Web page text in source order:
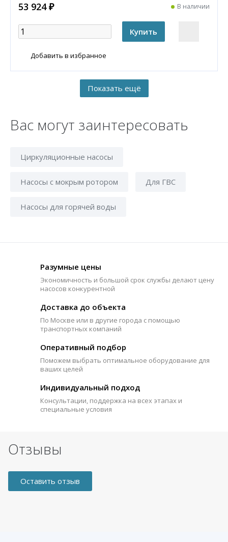
53 924 ₽ В наличии
Добавить в избранное
Вас могут заинтересовать
Циркуляционные насосы
Насосы с мокрым ротором Для ГВС
Насосы для горячей воды
Разумные цены
Экономичность и большой срок службы делают цену
насосов конкурентной
Доставка до объекта
По Москве или в другие города с помощью
транспортных компаний
Оперативный подбор
Поможем выбрать оптимальное оборудование для
ваших целей
Индивидуальный подход
Консультации, поддержка на всех этапах и
специальные условия
Отзывы
Оставить отзыв